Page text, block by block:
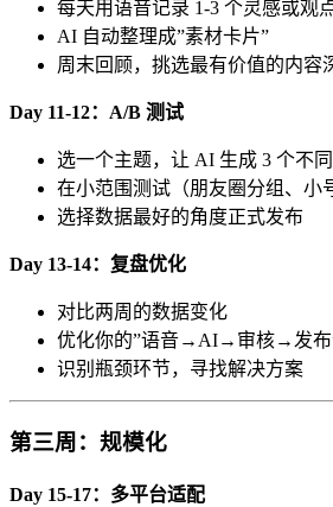
每天用语音记录 1-3 个灵感或观
AI 自动整理成”素材卡片”
周末回顾，挑选最有价值的内容
Day 11-12：A/B 测试
选一个主题，让 AI 生成 3 个不
在小范围测试（朋友圈分组、小
选择数据最好的角度正式发布
Day 13-14：复盘优化
对比两周的数据变化
优化你的”语音→AI→审核→发布
识别瓶颈环节，寻找解决方案
第三周：规模化
Day 15-17：多平台适配